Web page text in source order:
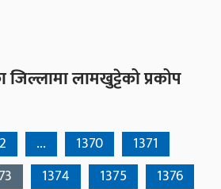
जिल्लामा लामखुट्टेको प्रकोप
2 ... 1370
1371
1374 1375
1376